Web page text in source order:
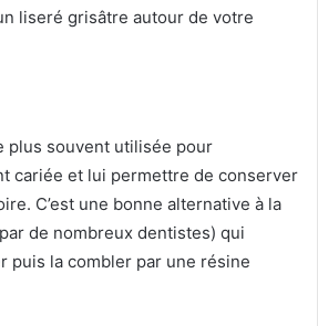
liseré grisâtre autour de votre
plus souvent utilisée pour
cariée et lui permettre de conserver
C’est une bonne alternative à la
de nombreux dentistes) qui
puis la combler par une résine